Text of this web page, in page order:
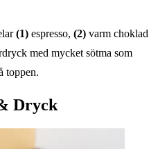
(1) espresso, (2) varm choklad
med mycket sötma som
toppen.
Dryck